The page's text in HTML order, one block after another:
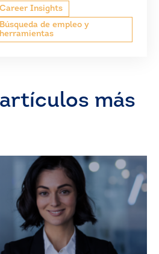
Career Insights
Búsqueda de empleo y
herramientas
más